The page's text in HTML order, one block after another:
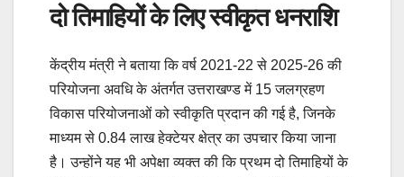
दो तिमाहियों के लिए स्वीकृत धनराशि
केंद्रीय मंत्री ने बताया कि वर्ष 2021-22 से 2025-26 की
परियोजना अवधि के अंतर्गत उत्तराखण्ड में 15 जलग्रहण
विकास परियोजनाओं को स्वीकृति प्रदान की गई है, जिनके
माध्यम से 0.84 लाख हेक्टेयर क्षेत्र का उपचार किया जाना
है। उन्होंने यह भी अपेक्षा व्यक्त की कि प्रथम दो तिमाहियों के